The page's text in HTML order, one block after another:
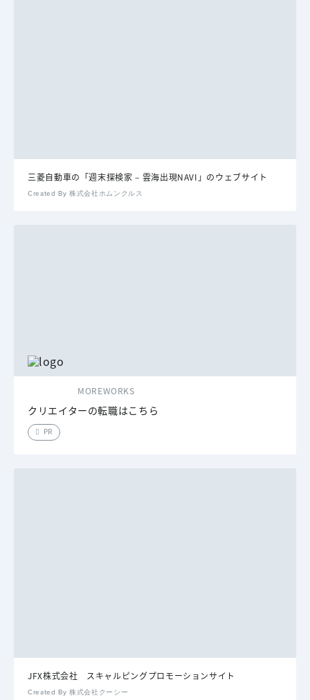
三菱自動車の「週末探検家 – 雲海出現NAVI」のウェブサイト
Created By 株式会社ホムンクルス
MOREWORKS
クリエイターの転職はこちら
PR
JFX株式会社 スキャルピングプロモーションサイト
Created By 株式会社クーシー